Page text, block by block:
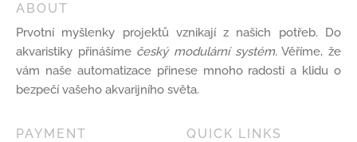
ABOUT
Prvotní myšlenky projektů vznikají z našich potřeb. Do
akvaristiky přinášíme český modulární systém.Věříme, že
vám naše automatizace přinese mnoho radosti a klidu o
bezpečí vašeho akvarijního světa.
PAYMENT QUICK LINKS